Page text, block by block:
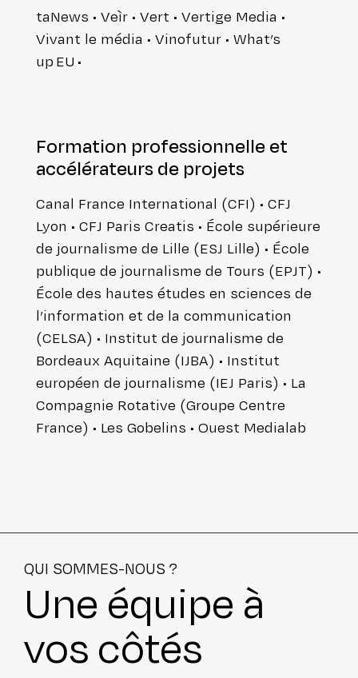
ta­News • Veìr • Vert • Vertige Media •
Vivant le média • Vinofutur • What’s
up EU •
Formation pro­fes­sion­nelle et
accé­lé­ra­teurs de projets
Canal France Inter­na­tio­nal (CFI) • CFJ
Lyon • CFJ Paris Creatis • École supé­rieure
de jour­na­lisme de Lille (ESJ Lille) • École
publique de jour­na­lisme de Tours (EPJT) •
École des hautes études en sciences de
l’information et de la com­mu­ni­ca­tion
(CELSA) • Institut de jour­na­lisme de
Bordeaux Aquitaine (IJBA) • Institut
européen de jour­na­lisme (IEJ Paris) • La
Compagnie Rotative (Groupe Centre
France) • Les Gobelins • Ouest Medialab
QUI SOMMES-NOUS ?
Une équipe à
vos côtés